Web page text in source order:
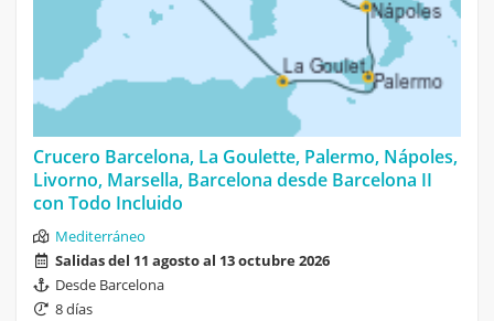
Crucero Barcelona, La Goulette, Palermo, Nápoles,
Livorno, Marsella, Barcelona desde Barcelona II
con Todo Incluido
Mediterráneo
Salidas del 11 agosto al 13 octubre 2026
Desde Barcelona
8 días